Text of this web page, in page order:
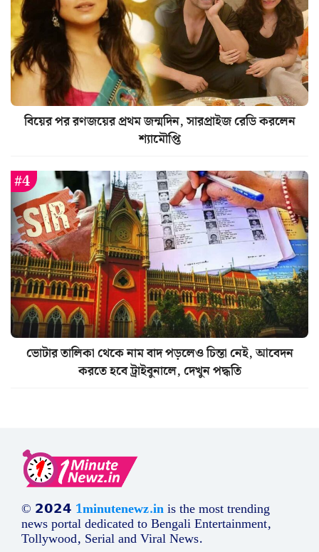
বিয়ের পর রণজয়ের প্রথম জন্মদিন, সারপ্রাইজ রেডি করলেন
শ্যামৌপ্তি
ভোটার তালিকা থেকে নাম বাদ পড়লেও চিন্তা নেই, আবেদন
করতে হবে ট্রাইবুনালে, দেখুন পদ্ধতি
© 𝟮𝟬𝟮𝟰 1minutenewz.inis the most trending
news portal dedicated to Bengali Entertainment,
Tollywood, Serial and Viral News.